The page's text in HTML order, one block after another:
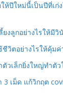
ห้ปีใหม่นี้เป็นปีที่เก่
งลูกอย่างไรให้มีวิ
วิตอย่างไรให้คุ้มค่
วเล็กยิ่งใหญ่ทำตัว
3 เม็ด แก้วิกฤต